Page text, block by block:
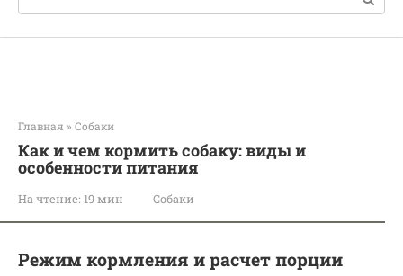
Главная » Собаки
Как и чем кормить собаку: виды и
особенности питания
На чтение: 19 мин Собаки
Режим кормления и расчет порции